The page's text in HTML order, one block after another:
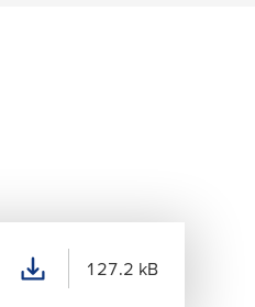
127.2 kB